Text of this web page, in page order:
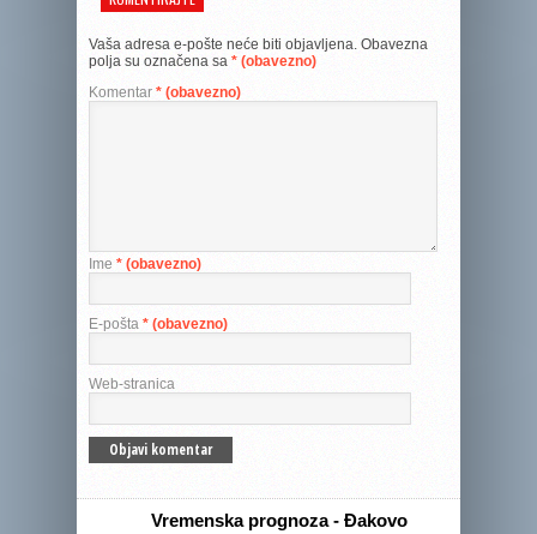
Vaša adresa e-pošte neće biti objavljena. Obavezna
polja su označena sa * (obavezno)
Komentar * (obavezno)
Ime * (obavezno)
E-pošta * (obavezno)
Web-stranica
Vremenska prognoza - Đakovo